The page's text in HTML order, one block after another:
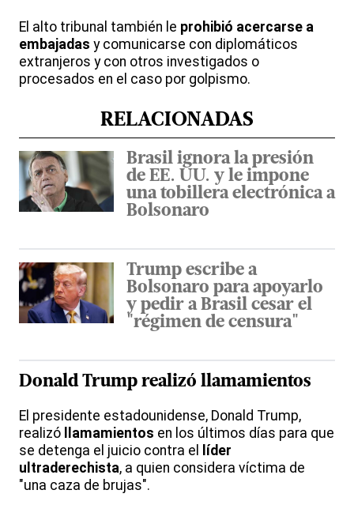
El alto tribunal también le prohibió acercarse a
embajadas y comunicarse con diplomáticos
extranjeros y con otros investigados o
procesados en el caso por golpismo.
RELACIONADAS
Brasil ignora la presión
de EE. UU. y le impone
una tobillera electrónica a
Bolsonaro
Trump escribe a
Bolsonaro para apoyarlo
y pedir a Brasil cesar el
"régimen de censura"
Donald Trump realizó llamamientos
El presidente estadounidense, Donald Trump,
realizó
llamamientos en los últimos días para que
se detenga el juicio contra el
líder
ultraderechista, a quien considera víctima de
"una caza de brujas".